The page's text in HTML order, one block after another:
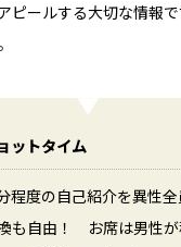
ピールする大切な情報
ットタイム
程度の自己紹介を異性
も自由！ お席は男性が